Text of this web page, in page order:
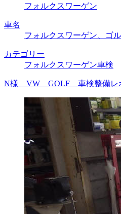
フォルクスワーゲン
車名
フォルクスワーゲン、ゴ
カテゴリー
フォルクスワーゲン車検
N様 VW GOLF 車検整備レポ